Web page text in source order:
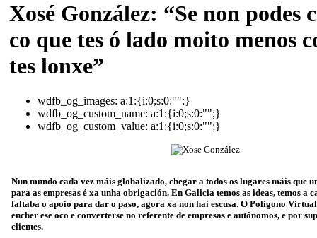
Xosé González: “Se non podes
co que tes ó lado moito menos
tes lonxe”
wdfb_og_images: a:1:{i:0;s:0:"";}
wdfb_og_custom_name: a:1:{i:0;s:0:"";}
wdfb_og_custom_value: a:1:{i:0;s:0:"";}
Nun mundo cada vez máis globalizado, chegar a todos os lugares máis que
para as empresas é xa unha obrigación. En Galicia temos as ideas, temos a
faltaba o apoio para dar o paso, agora xa non hai escusa. O Polígono
encher ese oco e converterse no referente de empresas e autónomos, e por
clientes.